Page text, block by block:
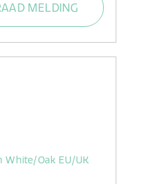
MELDING